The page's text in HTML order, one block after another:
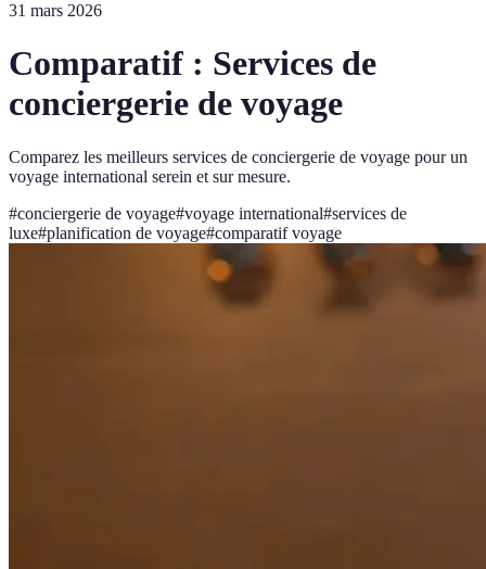
31 mars 2026
Comparatif : Services de
conciergerie de voyage
Comparez les meilleurs services de conciergerie de voyage pour un
voyage international serein et sur mesure.
#conciergerie de voyage#voyage international#services de
luxe#planification de voyage#comparatif voyage